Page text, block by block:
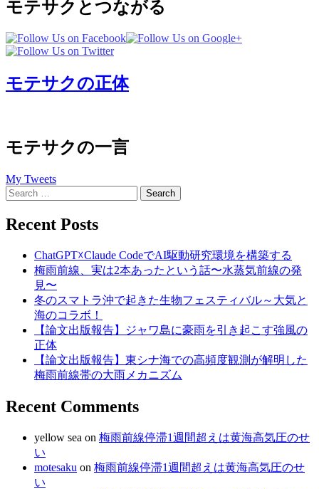
モテサクとつながる
モテサクの正体
モテサクの一言
My Tweets
Search
for:
Recent Posts
ChatGPT☓Claude CodeでAI駆動研究環境を構築する
梅雨前線、実は2本あったという話〜水蒸気前線の発
見〜
冬のスマトラ沖で起きた生物フェスティバル～大気と
海のコラボ！
【論文出版報告】ジャワ島に豪雨を引き起こす強風の
正体
【論文出版報告】東シナ海での高頻度観測が解明した
梅雨前線帯の大雨メカニズム
Recent Comments
yellow sea on 梅雨前線停滞1週間超えは黄海高気圧のせ
い
motesaku on 梅雨前線停滞1週間超えは黄海高気圧のせ
い